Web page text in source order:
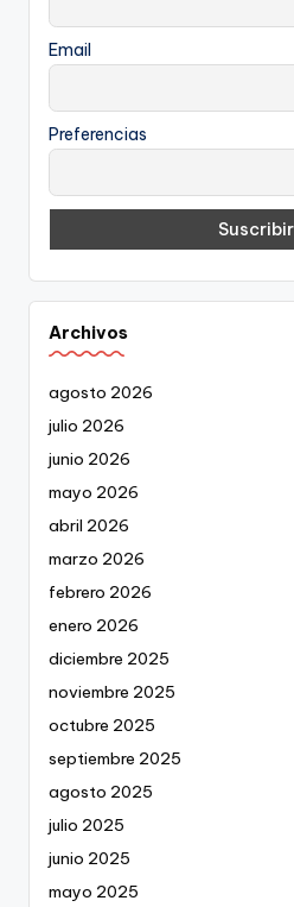
Email
Preferencias
Archivos
agosto 2026
julio 2026
junio 2026
mayo 2026
abril 2026
marzo 2026
febrero 2026
enero 2026
diciembre 2025
noviembre 2025
octubre 2025
septiembre 2025
agosto 2025
julio 2025
junio 2025
mayo 2025